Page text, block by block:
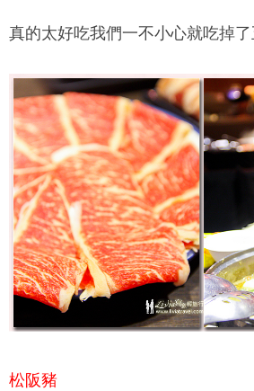
真的太好吃我們一不小心就吃掉了
松阪豬